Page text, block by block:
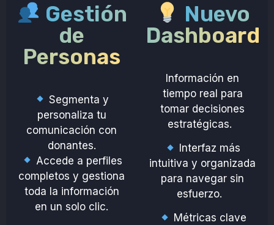
Gestión
de
Personas
Segmenta y
personaliza tu
comunicación con
donantes.
Accede a perfiles
completos y gestiona
toda la información
en un solo clic.
Nuevo
Dashboard
Información en
tiempo real para
tomar decisiones
estratégicas.
Interfaz más
intuitiva y organizada
para navegar sin
esfuerzo.
Métricas clave